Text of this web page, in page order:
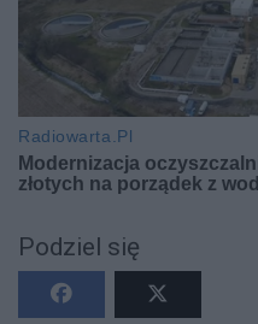
Podziel się